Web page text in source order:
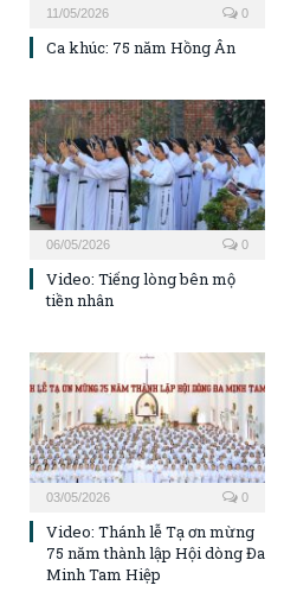
11/05/2026 0
Ca khúc: 75 năm Hồng Ân
06/05/2026 0
Video: Tiếng lòng bên mộ
tiền nhân
03/05/2026 0
Video: Thánh lễ Tạ ơn mừng
75 năm thành lập Hội dòng Đa
Minh Tam Hiệp